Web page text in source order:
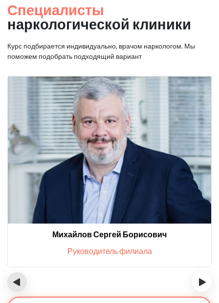
Специалисты
наркологической клиники
Курс подбирается индивидуально, врачом наркологом. Мы
поможем подобрать подходящий вариант
Михайлов Сергей Борисович
Руководитель филиала
‹ ›